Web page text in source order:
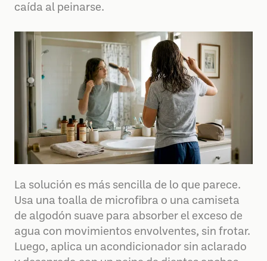
caída al peinarse.
La solución es más sencilla de lo que parece.
Usa una toalla de microfibra o una camiseta
de algodón suave para absorber el exceso de
agua con movimientos envolventes, sin frotar.
Luego, aplica un acondicionador sin aclarado